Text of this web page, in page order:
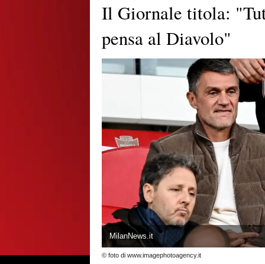
Il Giornale titola:
pensa al Diavolo"
MilanNews.it
© foto di www.imagephotoagency.it